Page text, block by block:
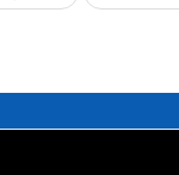
сторінка